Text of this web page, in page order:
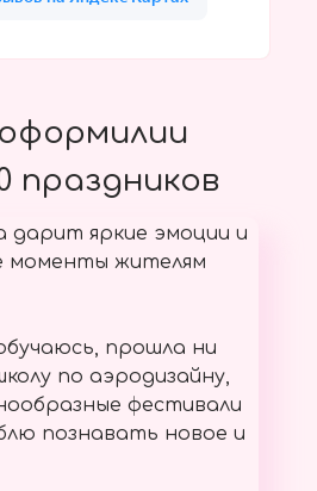
праздников
дарит яркие эмоции и
моменты жителям
прошла ни
по аэродизайну,
фестивали
познавать новое и